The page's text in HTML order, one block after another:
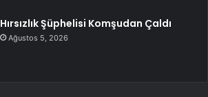
Hırsızlık Şüphelisi Komşudan Çaldı
Ağustos 5, 2026